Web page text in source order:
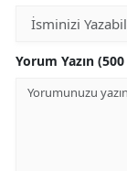
Yorum Yazın